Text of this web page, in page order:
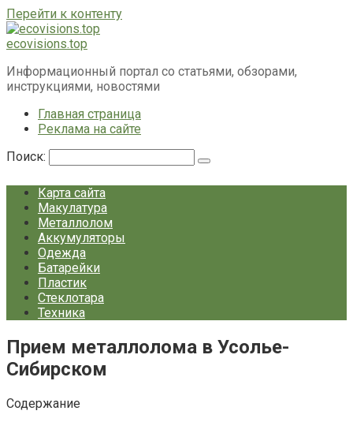
Перейти к контенту
ecovisions.top
Информационный портал со статьями, обзорами,
инструкциями, новостями
Главная страница
Реклама на сайте
Поиск:
Карта сайта
Макулатура
Металлолом
Аккумуляторы
Одежда
Батарейки
Пластик
Стеклотара
Техника
Прием металлолома в Усолье-
Сибирском
Содержание